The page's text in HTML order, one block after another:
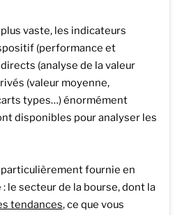
vaste, les indicateurs
(performance et
(analyse de la valeur
(valeur moyenne,
types…) énormément
disponibles pour analyser les
particulièrement fournie en
le secteur de la bourse, dont la
tendances, ce que vous